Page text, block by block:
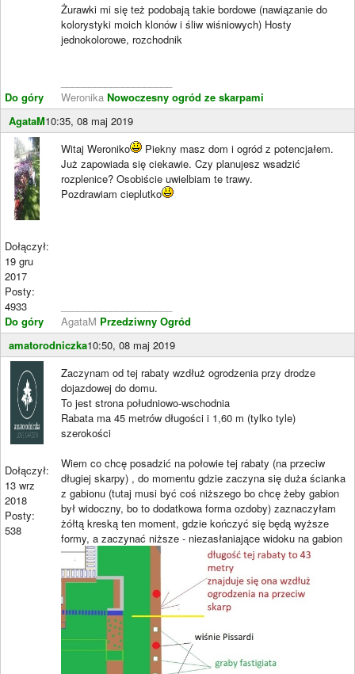
Do góry
Żurawki mi się też podobają takie bordowe (nawiązanie do
kolorystyki moich klonów i śliw wiśniowych) Hosty
jednokolorowe, rozchodnik
Weronika Nowoczesny ogród ze skarpami
AgataM10:35, 08 maj 2019
Dołączył:
19 gru
2017
Posty:
4933
Do góry
Witaj Weroniko
Piekny masz dom i ogród z potencjałem.
Już zapowiada się ciekawie. Czy planujesz wsadzić
rozplenice? Osobiście uwielbiam te trawy.
Pozdrawiam cieplutko
AgataM Przedziwny Ogród
amatorodniczka10:50, 08 maj 2019
Dołączył:
13 wrz
2018
Posty:
538
Zaczynam od tej rabaty wzdłuż ogrodzenia przy drodze
dojazdowej do domu.
To jest strona południowo-wschodnia
Rabata ma 45 metrów długości i 1,60 m (tylko tyle)
szerokości
Wiem co chcę posadzić na połowie tej rabaty (na przeciw
długiej skarpy) , do momentu gdzie zaczyna się duża ścianka
z gabionu (tutaj musi być coś niższego bo chcę żeby gabion
był widoczny, bo to dodatkowa forma ozdoby) zaznaczyłam
żółtą kreską ten moment, gdzie kończyć się będą wyższe
formy, a zaczynać niższe - niezasłaniające widoku na gabion